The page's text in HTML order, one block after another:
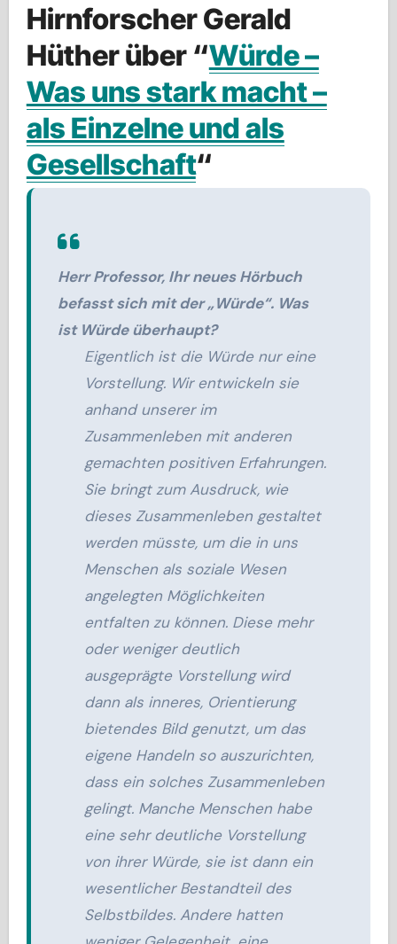
Hirnforscher Gerald
Hüther über “Würde –
Was uns stark macht –
als Einzelne und als
Gesellschaft“
Herr Professor, Ihr neues Hörbuch
befasst sich mit der „Würde“. Was
ist Würde überhaupt?
Eigentlich ist die Würde nur eine
Vorstellung. Wir entwickeln sie
anhand unserer im
Zusammenleben mit anderen
gemachten positiven Erfahrungen.
Sie bringt zum Ausdruck, wie
dieses Zusammenleben gestaltet
werden müsste, um die in uns
Menschen als soziale Wesen
angelegten Möglichkeiten
entfalten zu können. Diese mehr
oder weniger deutlich
ausgeprägte Vorstellung wird
dann als inneres, Orientierung
bietendes Bild genutzt, um das
eigene Handeln so auszurichten,
dass ein solches Zusammenleben
gelingt. Manche Menschen habe
eine sehr deutliche Vorstellung
von ihrer Würde, sie ist dann ein
wesentlicher Bestandteil des
Selbstbildes. Andere hatten